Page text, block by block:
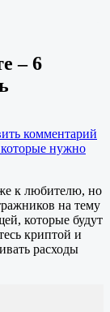
– 6
комментарий
нужно
к любителю, но
на тему
которые будут
криптой и
расходы